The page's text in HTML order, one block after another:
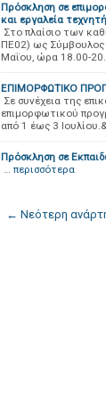
Πρόσκληση σε
και εργαλεία
Στο πλαίσιο των
ΠΕ02) ως Σύμβουλος
Μαΐου, ώρα 18.00-
ΕΠΙΜΟΡΦΩΤΙΚΟ
Σε συνέχεια της
επιμορφωτικού
από 1 έως 3
Πρόσκληση σε
… περισσότερα
← Νεότερη